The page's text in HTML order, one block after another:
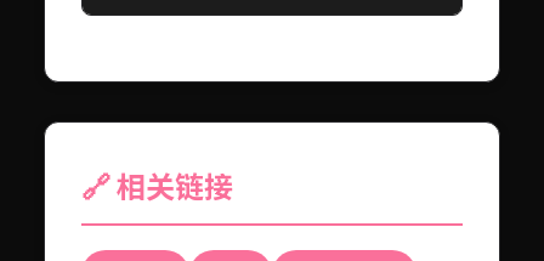
🔗 相关链接